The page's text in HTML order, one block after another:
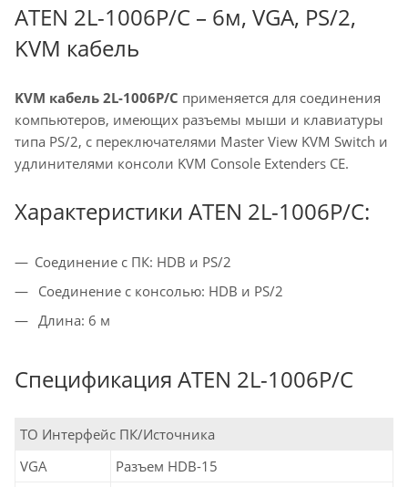
ATEN 2L-1006P/C – 6м, VGA, PS/2,
KVM кабель
KVM кабель 2L-1006P/C применяется для соединения
компьютеров, имеющих разъемы мыши и клавиатуры
типа PS/2, с переключателями Master View KVM Switch и
удлинителями консоли KVM Console Extenders CE.
Характеристики ATEN 2L-1006P/C:
Соединение с ПК: HDB и PS/2
Соединение с консолью: HDB и PS/2
Длина: 6 м
Спецификация ATEN 2L-1006P/C
ТО Интерфейс ПК/Источника
VGA
Разъем HDB-15